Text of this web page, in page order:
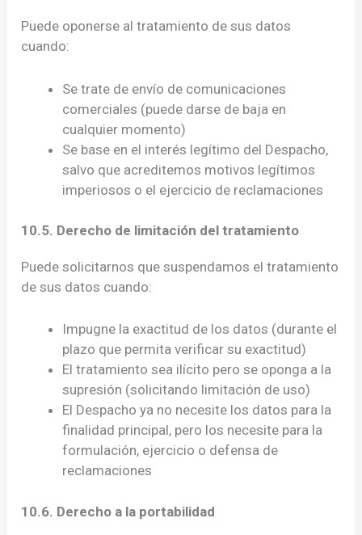
Puede oponerse al tratamiento de sus datos
cuando:
Se trate de envío de comunicaciones
comerciales (puede darse de baja en
cualquier momento)
Se base en el interés legítimo del Despacho,
salvo que acreditemos motivos legítimos
imperiosos o el ejercicio de reclamaciones
10.5. Derecho de limitación del tratamiento
Puede solicitarnos que suspendamos el tratamiento
de sus datos cuando:
Impugne la exactitud de los datos (durante el
plazo que permita verificar su exactitud)
El tratamiento sea ilícito pero se oponga a la
supresión (solicitando limitación de uso)
El Despacho ya no necesite los datos para la
finalidad principal, pero los necesite para la
formulación, ejercicio o defensa de
reclamaciones
10.6. Derecho a la portabilidad